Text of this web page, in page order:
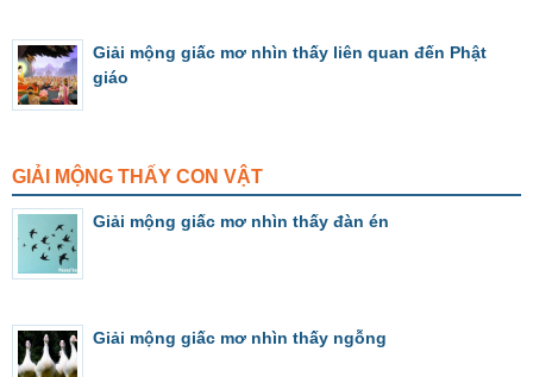
Giải mộng giấc mơ nhìn thấy liên quan đến Phật
giáo
GIẢI MỘNG THẤY CON VẬT
Giải mộng giấc mơ nhìn thấy đàn én
Giải mộng giấc mơ nhìn thấy ngỗng